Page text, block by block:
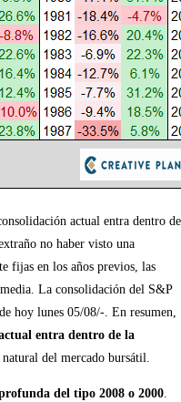
actual entra dentro de
no haber visto una
fijas en los años previos, las
La consolidación del S&P
hoy lunes 05/08/-. En resumen,
entra dentro de la
del mercado bursátil.
del tipo 2008 o 2000.